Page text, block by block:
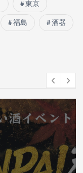
東京
福島 酒器